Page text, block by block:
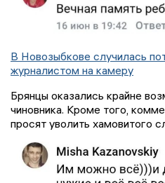
В Новозыбкове случилась
журналистом на камеру
Брянцы оказались крайне
чиновника. Кроме того,
просят уволить хамовитого